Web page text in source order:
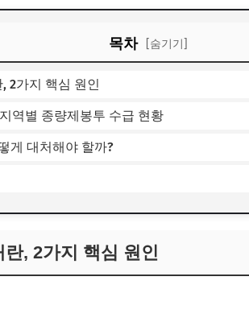
목차 [숨기기]
2가지 핵심 원인
역별 종량제봉투 수급 현황
게 대처해야 할까?
, 2가지 핵심 원인